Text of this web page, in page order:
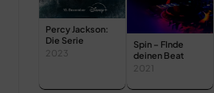
Percy Jackson:
Die Serie
2023
Spin – FInde
deinen Beat
2021